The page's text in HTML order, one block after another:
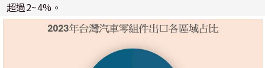
超過2~4%。